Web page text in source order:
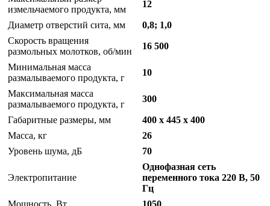
измельчаемого продукта, мм
12
Диаметр отверстий сита, мм
0,8; 1,0
Скорость вращения
размольных молотков, об/мин
16 500
Минимальная масса
размалываемого продукта, г
10
Максимальная масса
размалываемого продукта, г
300
Габаритные размеры, мм
400 х 445 х 400
Масса, кг
26
Уровень шума, дБ
70
Электропитание
Однофазная сеть
переменного тока 220 В, 50
Гц